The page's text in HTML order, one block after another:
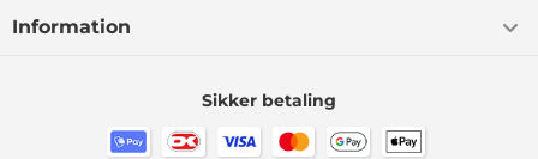
Information
Sikker betaling